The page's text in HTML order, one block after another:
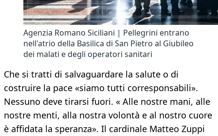
Agenzia Romano Siciliani | Pellegrini entrano
nell'atrio della Basilica di San Pietro al Giubileo
dei malati e degli operatori sanitari
Che si tratti di salvaguardare la salute o di
costruire la pace «siamo tutti corresponsabili».
Nessuno deve tirarsi fuori. « Alle nostre mani, alle
nostre menti, alla nostra volontà e al nostro cuore
è affidata la speranza». Il cardinale Matteo Zuppi